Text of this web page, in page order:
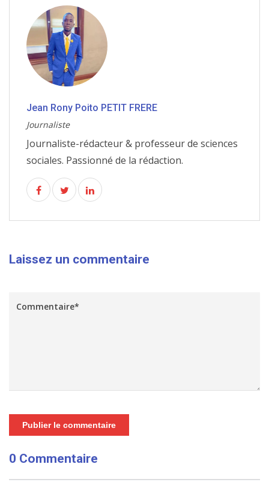
Jean Rony Poito PETIT FRERE
Journaliste
Journaliste-rédacteur & professeur de sciences
sociales. Passionné de la rédaction.
Laissez un commentaire
Publier le commentaire
0 Commentaire